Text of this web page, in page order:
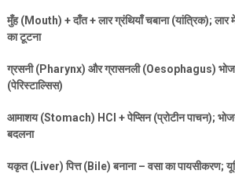
मुँह (Mouth) +दाँत + लार ग्रंथियाँ चबाना (यांत्रिक);लार
का टूटना
ग्रसनी (Pharynx) और ग्रासनली (Oesophagus)
(पेरिस्टाल्सिस)
आमाशय (Stomach) HCl +पेप्सिन (प्रोटीन पाचन);
बदलना
यकृत (Liver)पित्त (Bile)बनाना – वसा का पायसीकरण;